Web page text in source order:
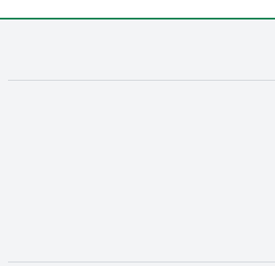
opens
opens
opens in new
opens in
opens in new
opens in new